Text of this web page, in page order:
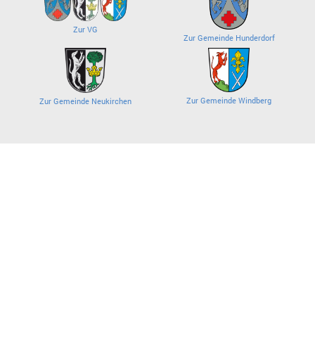
Zur VG
Zur Gemeinde Hunderdorf
Zur Gemeinde Neukirchen Zur Gemeinde Windberg